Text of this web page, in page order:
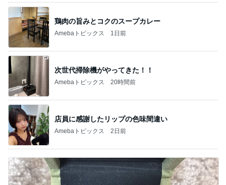
鶏肉の旨みとコクのスープカレー
Amebaトピックス 1日前
次世代掃除機がやってきた！！
Amebaトピックス 20時間前
店員に感謝したリップの色味間違い
Amebaトピックス 2日前